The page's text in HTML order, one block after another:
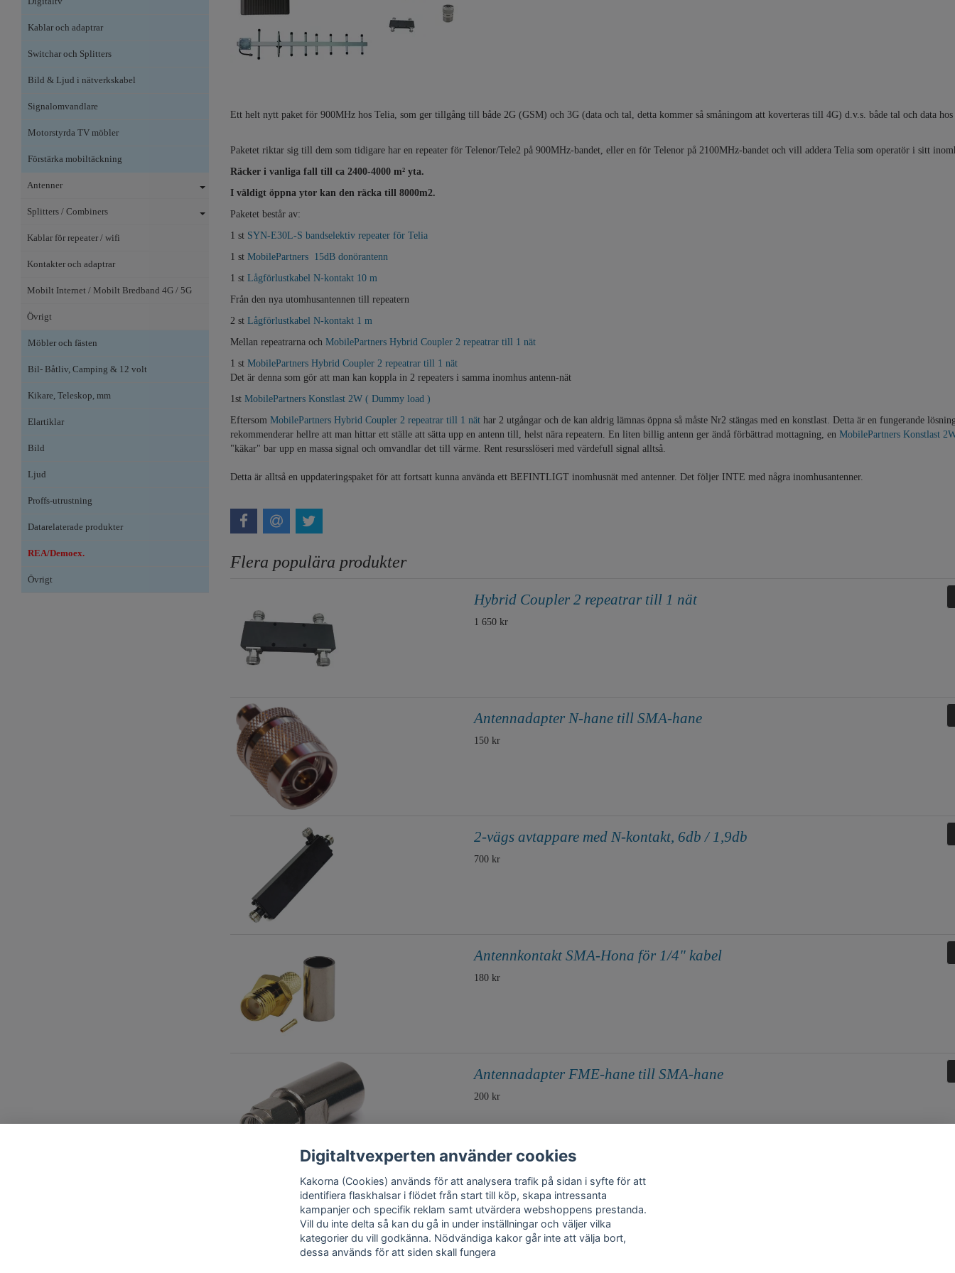
Kablar och adaptrar
Switchar och Splitters
Bild & Ljud i nätverkskabel
Signalomvandlare
Motorstyrda TV möbler
Förstärka mobiltäckning
Antenner
Splitters / Combiners
Kablar för repeater / wifi
Kontakter och adaptrar
Mobilt Internet / Mobilt Bredband 4G / 5G
Övrigt
Möbler och fästen
Bil- Båtliv, Camping & 12 volt
Kikare, Teleskop, mm
Elartiklar
Bild
Ljud
Proffs-utrustning
Datarelaterade produkter
REA/Demoex.
Övrigt
Ett helt nytt paket för 900MHz hos Telia, som ger tillgång till både 2G (GSM) och 3G (data och tal, detta kommer så småningom att koverteras till 4G) d.v.s. både tal och data
Paketet riktar sig till dem som tidigare har en repeater för Telenor/Tele2 på 900MHz-bandet, eller en för Telenor på 2100MHz-bandet och vill addera Telia som operatör i sitt
Räcker i vanliga fall till ca 2400-4000 m² yta.
I väldigt öppna ytor kan den räcka till 8000m2.
Paketet består av:
1 st SYN-E30L-S bandselektiv repeater för Telia
1 st MobilePartners 15dB donörantenn
1 st Lågförlustkabel N-kontakt 10 m
Från den nya utomhusantennen till repeatern
2 st Lågförlustkabel N-kontakt 1 m
Mellan repeatrarna och MobilePartners Hybrid Coupler 2 repeatrar till 1 nät
1 st MobilePartners Hybrid Coupler 2 repeatrar till 1 nät
Det är denna som gör att man kan koppla in 2 repeaters i samma inomhus antenn-nät
1st MobilePartners Konstlast 2W ( Dummy load )
Eftersom MobilePartners Hybrid Coupler 2 repeatrar till 1 nät har 2 utgångar och de kan aldrig lämnas öppna så måste Nr2 stängas med en konstlast. Detta är en fungerande
rekommenderar hellre att man hittar ett ställe att sätta upp en antenn till, helst nära repeatern. En liten billig antenn ger ändå förbättrad mottagning, en MobilePartners Konstlast
"käkar" bar upp en massa signal och omvandlar det till värme. Rent resursslöseri med värdefull signal alltså.
Detta är alltså en uppdateringspaket för att fortsatt kunna använda ett BEFINTLIGT inomhusnät med antenner. Det följer INTE med några inomhusantenner.
Flera populära produkter
Hybrid Coupler 2 repeatrar till 1 nät
1 650 kr
Antennadapter N-hane till SMA-hane
150 kr
2-vägs avtappare med N-kontakt, 6db / 1,9db
700 kr
Antennkontakt SMA-Hona för 1/4" kabel
180 kr
Antennadapter FME-hane till SMA-hane
200 kr
Kontakt Trygghet Cookies Support Köpinfo Om oss
Digitaltvexperten använder cookies
Kakorna (Cookies) används för att analysera trafik på sidan i syfte för att
identifiera flaskhalsar i flödet från start till köp, skapa intressanta
kampanjer och specifik reklam samt utvärdera webshoppens prestanda.
Vill du inte delta så kan du gå in under inställningar och väljer vilka
kategorier du vill godkänna. Nödvändiga kakor går inte att välja bort,
dessa används för att siden skall fungera